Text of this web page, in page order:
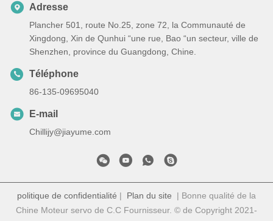
Adresse
Plancher 501, route No.25, zone 72, la Communauté de
Xingdong, Xin de Qunhui “une rue, Bao “un secteur, ville de
Shenzhen, province du Guangdong, Chine.
Téléphone
86-135-09695040
E-mail
Chillijy@jiayume.com
politique de confidentialité | Plan du site | Bonne qualité de la
Chine Moteur servo de C.C Fournisseur. © de Copyright 2021-